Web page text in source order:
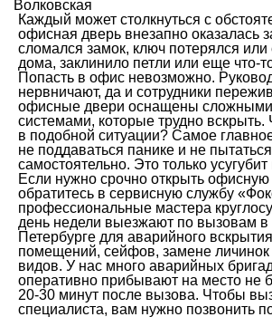
Волковская
Каждый может столкнуться с
офисная дверь внезапно оказалась
сломался замок, ключ потерялся или
дома, заклинило петли или еще что-
Попасть в офис невозможно.
нервничают, да и сотрудники
офисные двери оснащены
системами, которые трудно вскрыть.
в подобной ситуации? Самое
не поддаваться панике и не
самостоятельно. Это только
Если нужно срочно открыть офисную
обратитесь в сервисную службу
профессиональные мастера
день недели выезжают по вызовам в
Петербурге для аварийного
помещений, сейфов, замене личинок
видов. У нас много аварийных
оперативно прибывают на место не
20-30 минут после вызова. Чтобы
специалиста, вам нужно позвонить